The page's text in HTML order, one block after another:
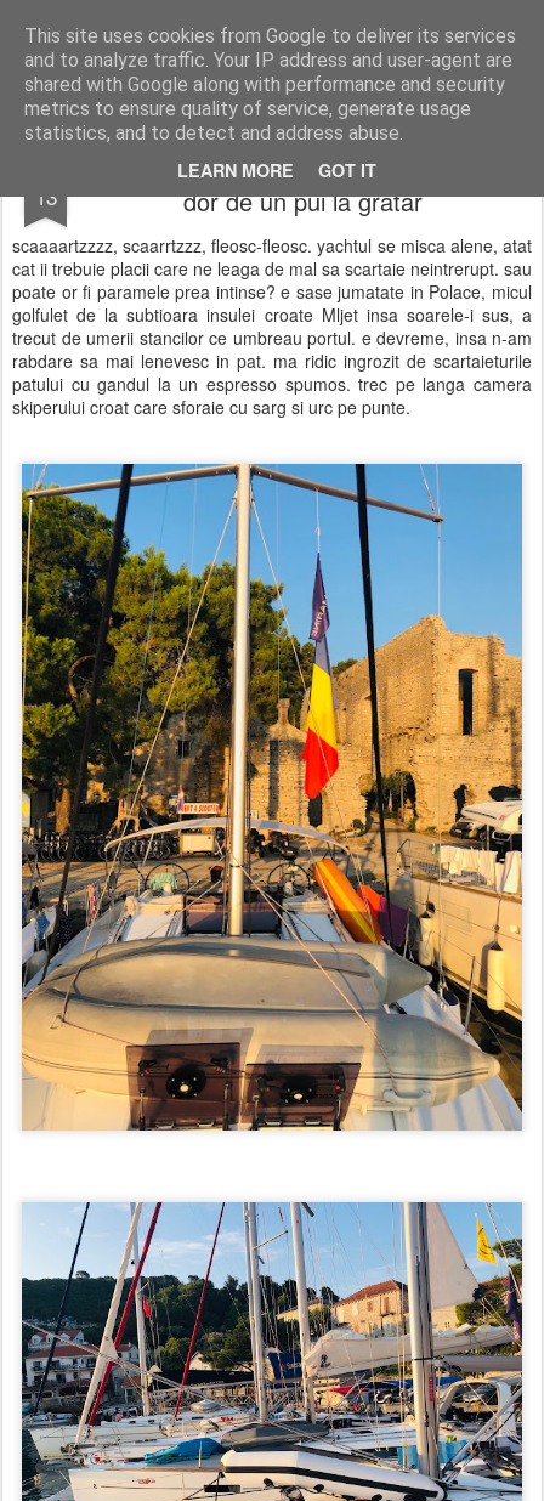
This site uses cookies from Google to deliver its services
and to analyze traffic. Your IP address and user-agent are
shared with Google along with performance and security
metrics to ensure quality of service, generate usage
statistics, and to detect and address abuse.
LEARN MORE GOT IT
wine and knives
13
cand viata-ti da prea mult peste, ti se face
dor de un pui la gratar
scaaaartzzzz, scaarrtzzz, fleosc-fleosc. yachtul se misca alene, atat
cat ii trebuie placii care ne leaga de mal sa scartaie neintrerupt. sau
poate or fi paramele prea intinse? e sase jumatate in Polace, micul
golfulet de la subtioara insulei croate Mljet insa soarele-i sus, a
trecut de umerii stancilor ce umbreau portul. e devreme, insa n-am
rabdare sa mai lenevesc in pat. ma ridic ingrozit de scartaieturile
patului cu gandul la un espresso spumos. trec pe langa camera
skiperului croat care sforaie cu sarg si urc pe punte.